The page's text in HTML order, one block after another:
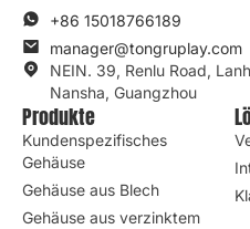
+86 15018766189
manager@tongruplay.com
NEIN. 39, Renlu Road,
Nansha, Guangzhou
Produkte
Kundenspezifisches
Gehäuse
Gehäuse aus Blech
Gehäuse aus verzinktem